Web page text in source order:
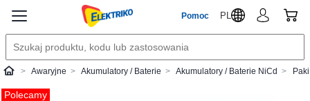
Pomoc PL
ElektrikoAwaryjne Akumulatory / Baterie Akumulatory / Baterie NiCd
Polecamy